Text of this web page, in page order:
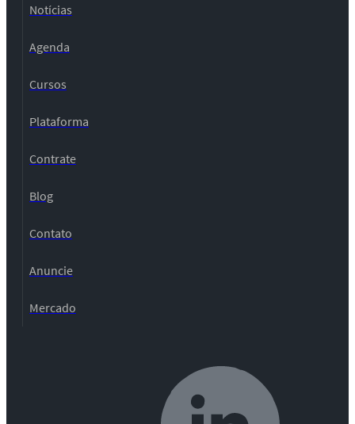
Notícias
Agenda
Cursos
Plataforma
Contrate
Blog
Contato
Anuncie
Mercado